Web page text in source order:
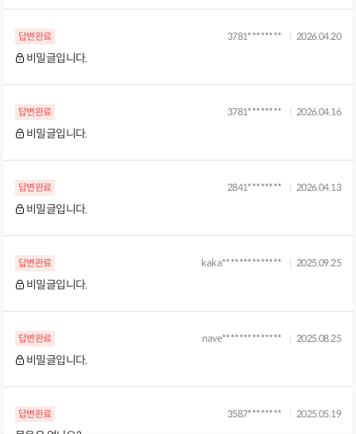
답변완료 3781******** 2026.04.20
비밀글입니다.
답변완료 3781******** 2026.04.16
비밀글입니다.
답변완료 2841******** 2026.04.13
비밀글입니다.
답변완료 kaka************** 2025.09.25
비밀글입니다.
답변완료 nave************** 2025.08.25
비밀글입니다.
답변완료 3587******** 2025.05.19